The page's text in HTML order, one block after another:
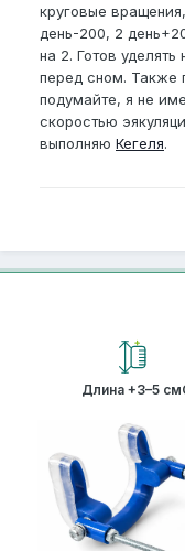
круговые
день-200, 2
на 2. Готов
перед сном. Также
подумайте, я не
скоростью
выполняю Кегеля.
Длина +3–5 см